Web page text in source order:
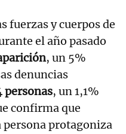
fuerzas y cuerpos de
el año pasado
, un 5%
denuncias
personas, un 1,1%
confirma que
persona protagoniza